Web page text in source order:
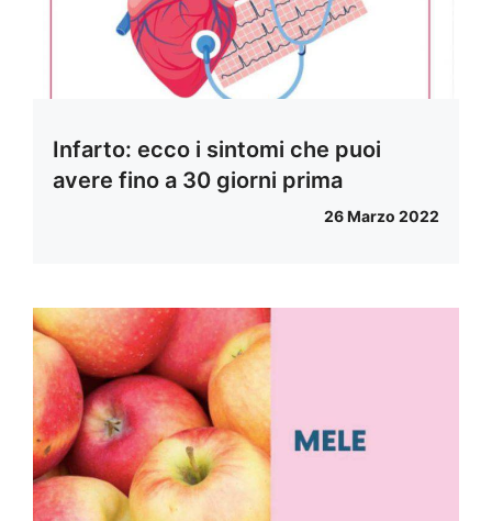
Infarto: ecco i sintomi che puoi
avere fino a 30 giorni prima
26 Marzo 2022